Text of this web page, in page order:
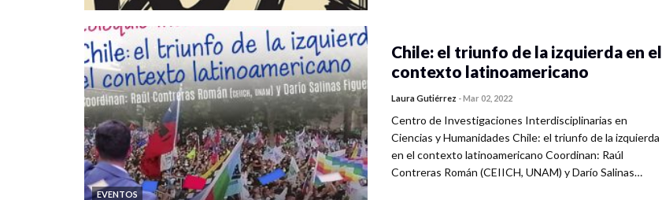
EVENTOS
Chile: el triunfo de la izquierda en el
contexto latinoamericano
Laura Gutiérrez -Mar 02, 2022
Centro de Investigaciones Interdisciplinarias en
Ciencias y Humanidades Chile: el triunfo de la izquierda
en el contexto latinoamericano Coordinan: Raúl
Contreras Román (CEIICH, UNAM) y Darío Salinas…